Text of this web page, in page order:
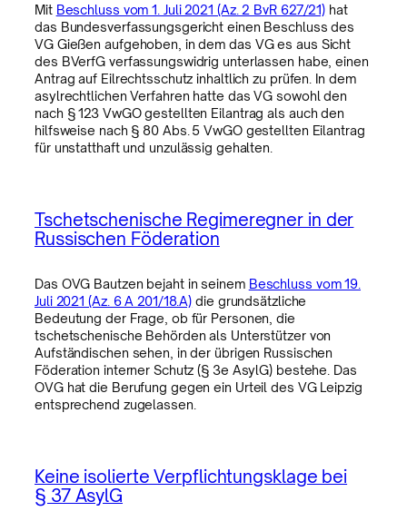
Mit Beschluss vom 1. Juli 2021 (Az. 2 BvR 627/21) hat
das Bundesverfassungsgericht einen Beschluss des
VG Gießen aufgehoben, in dem das VG es aus Sicht
des BVerfG verfassungswidrig unterlassen habe, einen
Antrag auf Eilrechtsschutz inhaltlich zu prüfen. In dem
asylrechtlichen Verfahren hatte das VG sowohl den
nach § 123 VwGO gestellten Eilantrag als auch den
hilfsweise nach § 80 Abs. 5 VwGO gestellten Eilantrag
für unstatthaft und unzulässig gehalten.
Tschetschenische Regimeregner in der
Russischen Föderation
Das OVG Bautzen bejaht in seinem Beschluss vom 19.
Juli 2021 (Az. 6 A 201/18.A) die grundsätzliche
Bedeutung der Frage, ob für Personen, die
tschetschenische Behörden als Unterstützer von
Aufständischen sehen, in der übrigen Russischen
Föderation interner Schutz (§ 3e AsylG) bestehe. Das
OVG hat die Berufung gegen ein Urteil des VG Leipzig
entsprechend zugelassen.
Keine isolierte Verpflichtungsklage bei
§ 37 AsylG